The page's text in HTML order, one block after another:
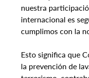
nuestra
internacional es
cumplimos con la
Esto significa que
la prevención de